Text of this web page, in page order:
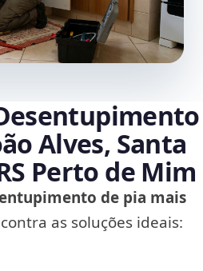
Alves, Santa
Perto de Mim
de pia mais
as soluções ideais: